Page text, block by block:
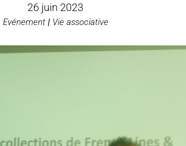
26 juin 2023
Evénement| Vie associative